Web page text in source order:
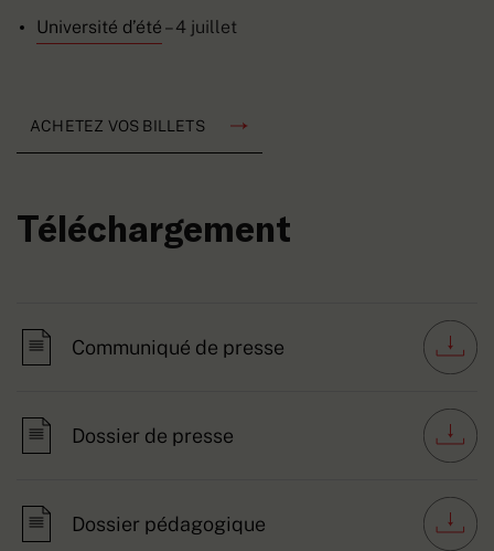
Université d’été – 4 juillet
ACHETEZ VOS BILLETS
Téléchargement
Communiqué de presse
Dossier de presse
Dossier pédagogique